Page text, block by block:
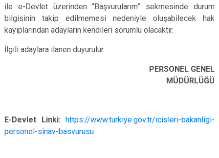
ile e-Devlet üzerinden “Başvurularım” sekmesinde durum
bilgisinin takip edilmemesi nedeniyle oluşabilecek hak
kayıplarından adayların kendileri sorumlu olacaktır.
İlgili adaylara ilanen duyurulur.
PERSONEL GENEL
MÜDÜRLÜĞÜ
E-Devlet Linki: https://www.turkiye.gov.tr/icisleri-bakanligi-
personel-sinav-basvurusu